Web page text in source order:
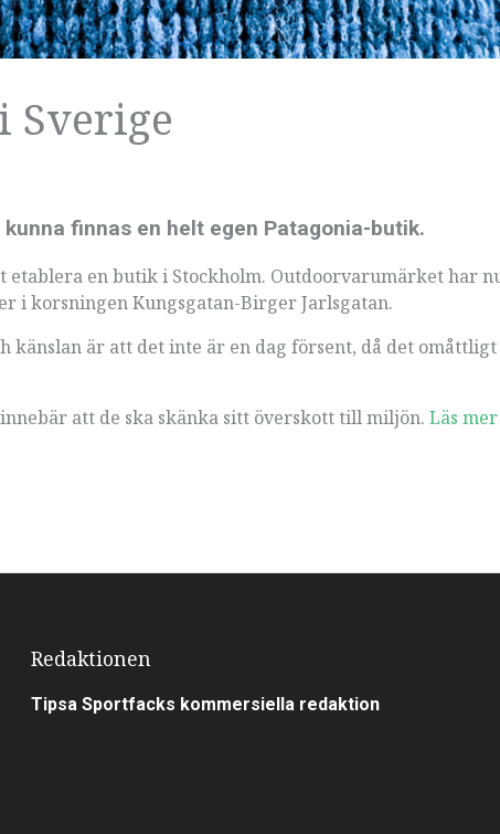
Sverige
finnas en helt egen Patagonia-butik.
etablera en butik i Stockholm. Outdoorvarumärket har
i korsningen Kungsgatan-Birger Jarlsgatan.
är att det inte är en dag försent, då det omåttligt
att de ska skänka sitt överskott till miljön. Läs
Redaktionen
Tipsa Sportfacks kommersiella redaktion